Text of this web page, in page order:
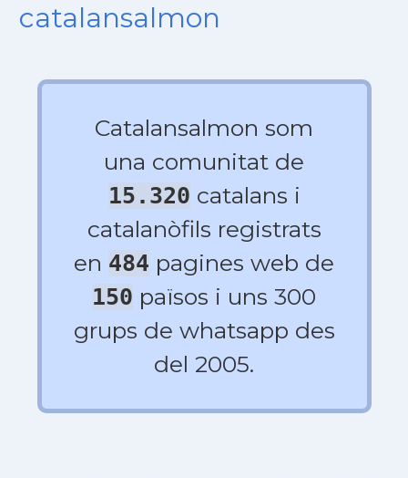
catalansalmon
Catalansalmon som
una comunitat de
15.320 catalans i
catalanòfils registrats
en 484 pagines web de
150 països i uns 300
grups de whatsapp des
del 2005.